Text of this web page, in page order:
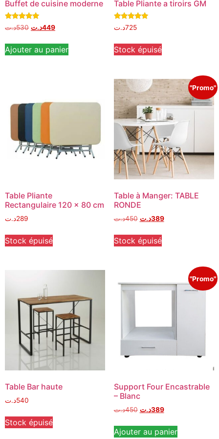
Buffet de cuisine moderne
Note
5.00
530د.ت 449د.ت
Ajouter au panier
Table Pliante a tiroirs GM
Note
5.00
725د.ت
Stock épuisé
Table Pliante
Rectangulaire 120 x 80 cm
289د.ت
Stock épuisé
"Promo"
Table à Manger: TABLE
RONDE
450د.ت 389د.ت
Stock épuisé
Table Bar haute
540د.ت
Stock épuisé
"Promo"
Support Four Encastrable
– Blanc
450د.ت 389د.ت
Ajouter au panier